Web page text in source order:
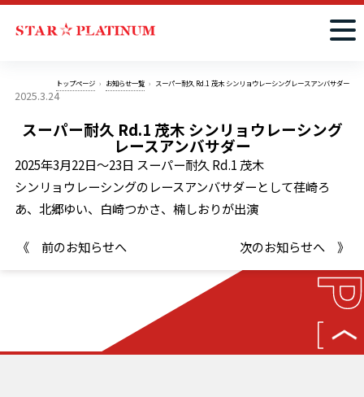
トップページ お知らせ一覧 スーパー耐久 Rd.1 茂木 シンリョウレーシングレースアンバサダー
2025.3.24
スーパー耐久 Rd.1 茂木 シンリョウレーシング
レースアンバサダー
2025年3月22日～23日 スーパー耐久 Rd.1 茂木
シンリョウレーシングのレースアンバサダーとして荏崎ろ
あ、北郷ゆい、白崎つかさ、楠しおりが出演
《 前のお知らせへ 次のお知らせへ 》